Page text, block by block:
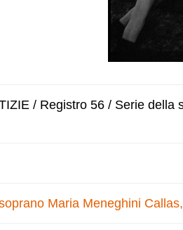
/ Registro 56 / Serie della
Maria Meneghini